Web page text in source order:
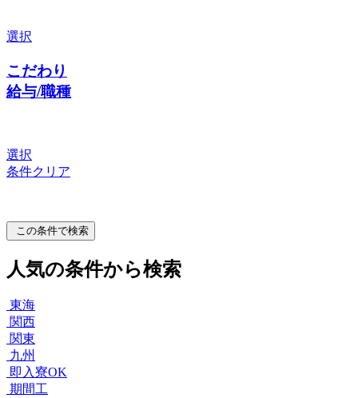
選択
こだわり
給与/職種
選択
条件クリア
この条件で検索
人気の条件から検索
東海
関西
関東
九州
即入寮OK
期間工